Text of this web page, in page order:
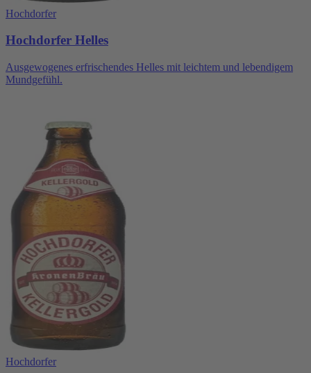
Hochdorfer
Hochdorfer Helles
Ausgewogenes erfrischendes Helles mit leichtem und lebendigem
Mundgefühl.
Hochdorfer